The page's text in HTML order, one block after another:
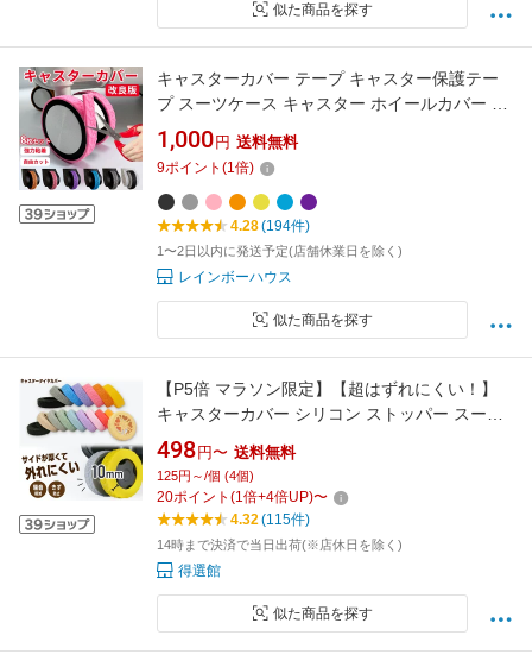
似た商品を探す
キャスターカバー テープ キャスター保護テー
プ スーツケース キャスター ホイールカバー ス
トッパー カバー 車輪カバー キャリーケース 傷
防止 椅子脚 椅子足キャップ 防水 静音 キャスタ
ー靴下 強粘着力 キズ防止 【お得8本セット】
1,000 円 送料無料
9ポイント (1倍)
4.28(194件)
1〜2日以内に発送予定(店舗休業日を除く)
レインボーハウス
似た商品を探す
【P5倍 マラソン限定】【超はずれにくい！】
キャスターカバー シリコン ストッパー スーツ
ケース用 カバー キャスター キャスターストッ
パー キャリーケース用 傷防止 固定 キャスター
台 静音 防音 汚れにくい フルカバー
498 円〜 送料無料
125円～/個 (4個)
20ポイント (1倍+4倍UP)〜
4.32(115件)
14時まで決済で当日出荷(※店休日を除く)
得選館
似た商品を探す